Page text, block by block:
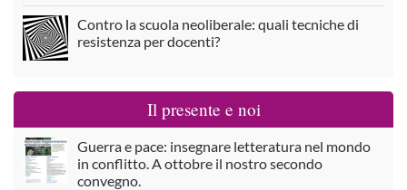
Contro la scuola neoliberale: quali tecniche di
resistenza per docenti?
Il presente e noi
Guerra e pace: insegnare letteratura nel mondo
in conflitto. A ottobre il nostro secondo
convegno.